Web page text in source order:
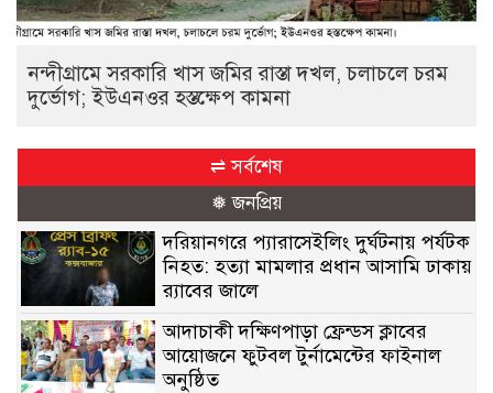
নন্দীগ্রামে সরকারি খাস জমির রাস্তা দখল, চলাচলে চরম
দুর্ভোগ; ইউএনওর হস্তক্ষেপ কামনা
⇌ সর্বশেষ
❅ জনপ্রিয়
দরিয়ানগরে প্যারাসেইলিং দুর্ঘটনায় পর্যটক
নিহত: হত্যা মামলার প্রধান আসামি ঢাকায়
র‌্যাবের জালে
আদাচাকী দক্ষিণপাড়া ফ্রেন্ডস ক্লাবের
আয়োজনে ফুটবল টুর্নামেন্টের ফাইনাল
অনুষ্ঠিত